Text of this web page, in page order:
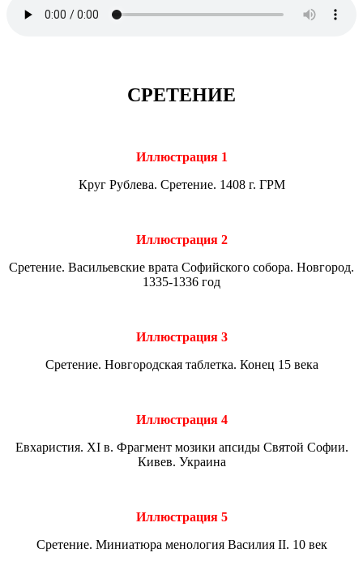
СРЕТЕНИЕ
Иллюстрация 1
Круг Рублева. Сретение. 1408 г. ГРМ
Иллюстрация 2
Сретение. Васильевские врата Софийского собора. Новгород.
1335-1336 год
Иллюстрация 3
Сретение. Новгородская таблетка. Конец 15 века
Иллюстрация 4
Евхаристия. XI в. Фрагмент мозики апсиды Святой Софии.
Кивев. Украина
Иллюстрация 5
Сретение. Миниатюра менология Василия II. 10 век